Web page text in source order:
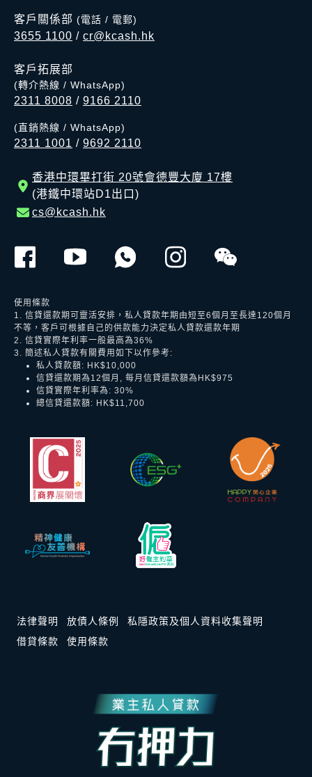
客戶關係部 (電話 / 電郵)
3655 1100 / cr@kcash.hk
客戶拓展部
(轉介熱線 / WhatsApp)
2311 8008 / 9166 2110
(直銷熱線 / WhatsApp)
2311 1001 / 9692 2110
香港中環畢打街 20號會德豐大廈 17樓
(港鐵中環站D1出口)
cs@kcash.hk
使用條款
1. 信貸還款期可靈活安排，私人貸款年期由短至6個月至長達120個月
不等，客戶可根據自己的供款能力決定私人貸款還款年期
2. 信貸實際年利率一般最高為36%
3. 簡述私人貸款有關費用如下以作參考:
私人貸款額: HK$10,000
信貸還款期為12個月, 每月信貸還款額為HK$975
信貸實際年利率為: 30%
總信貸還款額: HK$11,700
法律聲明 放債人條例
私隱政策及個人資料收集聲明
借貸條款
使用條款